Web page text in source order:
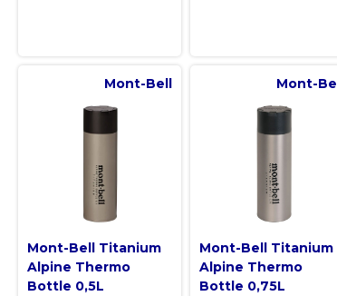
Mont-Bell
Mont-Bell Titanium
Alpine Thermo
Bottle 0,5L
Mont-Bell
Mont-Bell Titanium
Alpine Thermo
Bottle 0,75L